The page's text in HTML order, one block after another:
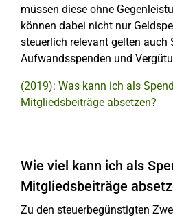
müssen diese ohne
können dabei nicht nur
steuerlich relevant gelten auch
Aufwandsspenden und
(2019): Was kann ich als
Mitgliedsbeiträge absetzen?
Wie viel kann ich als
Mitgliedsbeiträge
Zu den steuerbegünstigten